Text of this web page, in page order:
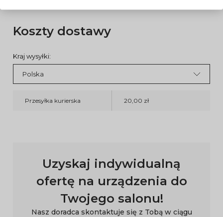
Koszty dostawy
Kraj wysyłki:
Przesyłka kurierska 20,00 zł
Uzyskaj indywidualną
ofertę na urządzenia do
Twojego salonu!
Nasz doradca skontaktuje się z Tobą w ciągu